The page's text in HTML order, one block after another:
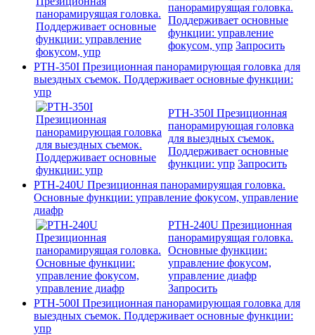
панорамируящая головка.
Поддерживает основные
функции: управление
фокусом, упр Запросить
PTH-350I Презиционная панорамирующая головка для
выездных съемок. Поддерживает основные функции:
упр
PTH-350I Презиционная
панорамирующая головка
для выездных съемок.
Поддерживает основные
функции: упр Запросить
PTH-240U Презиционная панорамируящая головка.
Основные функции: управление фокусом, управление
диафр
PTH-240U Презиционная
панорамируящая головка.
Основные функции:
управление фокусом,
управление диафр
Запросить
PTH-500I Презиционная панорамирующая головка для
выездных съемок. Поддерживает основные функции:
упр